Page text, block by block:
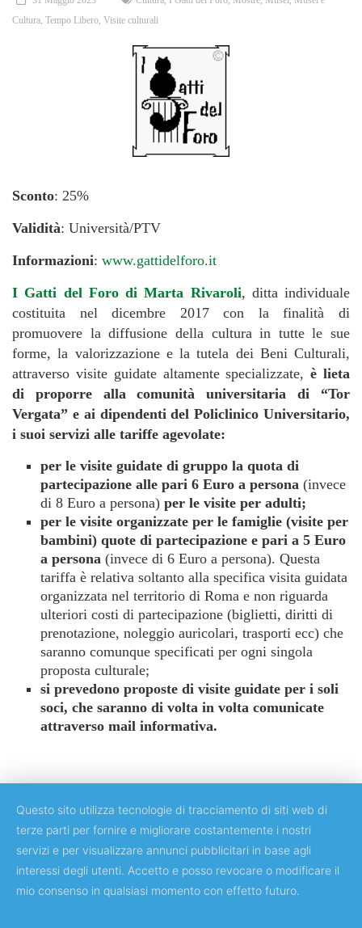
Cultura, Tempo Libero, Visite culturali
Sconto: 25%
Validità: Università/PTV
Informazioni: www.gattidelforo.it
I Gatti del Foro di Marta Rivaroli, ditta individuale
costituita nel dicembre 2017 con la finalità di
promuovere la diffusione della cultura in tutte le sue
forme, la valorizzazione e la tutela dei Beni Culturali,
attraverso visite guidate altamente specializzate,è lieta
di proporre alla comunità universitaria di “Tor
Vergata” e ai dipendenti del Policlinico Universitario,
i suoi servizi alle tariffe agevolate:
per le visite guidate di gruppo la quota di
partecipazione alle pari 6 Euro a persona (invece
di 8 Euro a persona) per le visite per adulti;
per le visite organizzate per le famiglie (visite per
bambini) quote di partecipazione e pari a 5 Euro
a persona (invece di 6 Euro a persona). Questa
tariffa è relativa soltanto alla specifica visita guidata
organizzata nel territorio di Roma e non riguarda
ulteriori costi di partecipazione (biglietti, diritti di
prenotazione, noleggio auricolari, trasporti ecc) che
saranno comunque specificati per ogni singola
proposta culturale;
si prevedono proposte di visite guidate per i soli
soci, che saranno di volta in volta comunicate
attraverso mail informativa.
Copyright © 2018 Università degli Studi di Roma "Tor Vergata"
Questo sito utilizza tecnologie di tracciamento di siti web di
terze parti per fornire e migliorare costantemente i nostri
servizi e per visualizzare annunci pubblicitari in base agli
interessi degli utenti. Accetto e posso revocare o modificare il
mio consenso in qualsiasi momento con effetto futuro.